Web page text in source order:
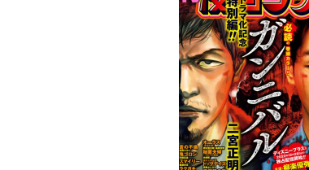
第
1〜
第
7
話・
1〜
13
巻
完